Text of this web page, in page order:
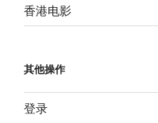
香港电影
其他操作
登录